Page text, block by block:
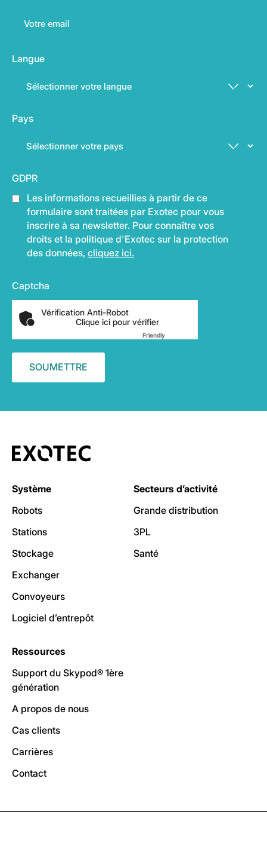
Langue
Pays
GDPR
Les informations recueillies à partir de ce
formulaire sont traitées par Exotec pour vous
inscrire à sa newsletter. Pour connaître vos
droits et la politique d'Exotec sur la protection
des données, cliquez ici.
Captcha
Vérification Anti-Robot
Clique ici pour vérifier
FriendlyCaptcha ⇗
Système
Robots
Stations
Stockage
Exchanger
Convoyeurs
Logiciel d’entrepôt
Secteurs d’activité
Grande distribution
3PL
Santé
Ressources
Support du Skypod® 1ère
génération
A propos de nous
Cas clients
Carrières
Contact